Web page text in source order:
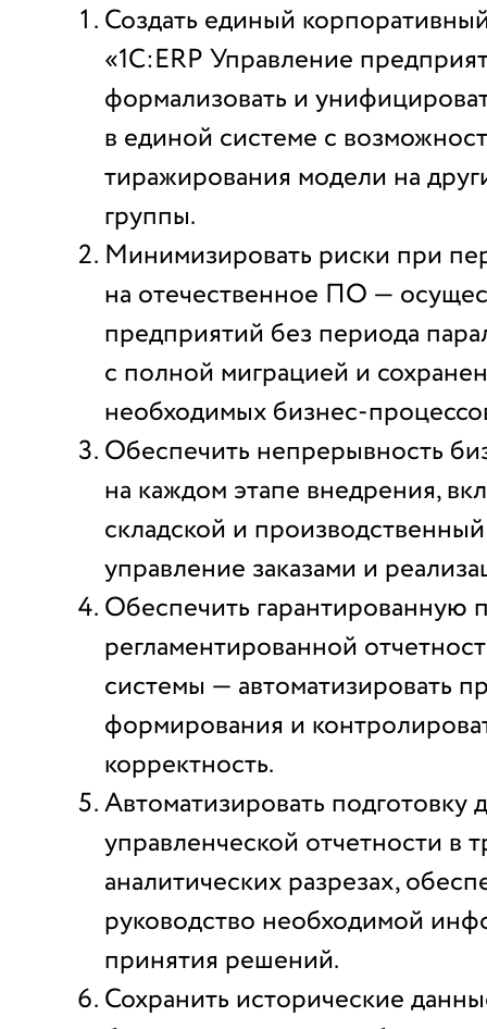
Создать единый
«1С:ERP Управление
формализовать и
в единой системе с
тиражирования модели на
группы.
Минимизировать риски при
на отечественное ПО —
предприятий без периода
с полной миграцией и
необходимых бизнес-
Обеспечить непрерывность
на каждом этапе внедрения,
складской и производственный
управление заказами и
Обеспечить гарантированную
регламентированной
системы — автоматизировать
формирования и
корректность.
Автоматизировать подготовку
управленческой отчетности в
аналитических разрезах,
руководство необходимой
принятия решений.
Сохранить исторические